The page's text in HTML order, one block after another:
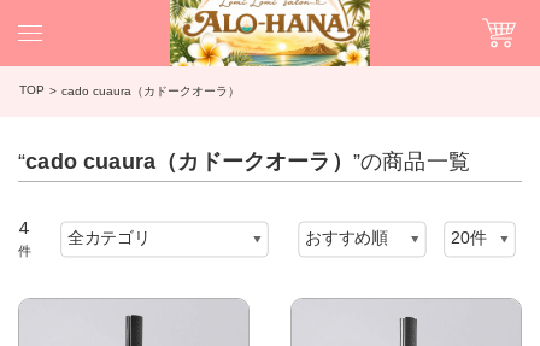
TOP cado cuaura（カドークオーラ）
“cado cuaura（カドークオーラ） ”の商品一覧
4
件